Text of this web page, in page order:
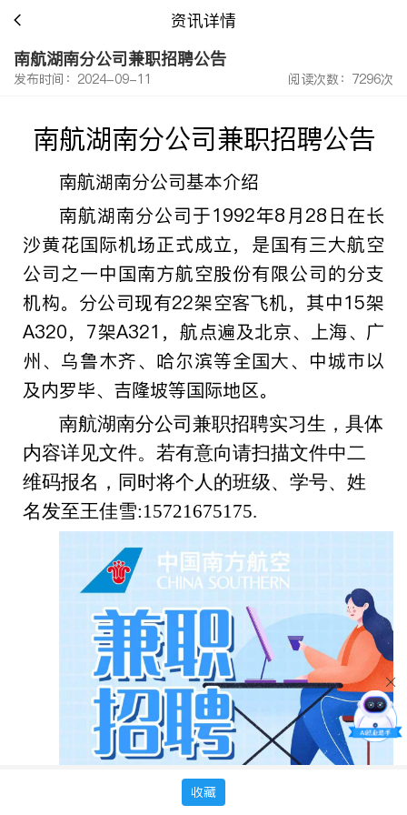
资讯详情
南航湖南分公司兼职招聘公告
发布时间：2024-09-11 阅读次数：7296次
南航湖南分公司兼职招聘公告
南航湖南分公司基本介绍
南航湖南分公司于1992年8月28 日在长
沙黄花国际机场正式成立，是国有三大航空
公司之一中国南方航空股份有限公司的分支
机构。分公司现有22架空客飞机，其中15架
A320， 7架A321 ，航点遍及北京、上海、广
州、乌鲁木齐、哈尔滨等全国大、中城市以
及内罗毕、吉隆坡等国际地区。
南航湖南分公司兼职招聘实习生，具体
内容详见文件。若有意向请扫描文件中二
维码报名，同时将个人的班级、学号、姓
名发至王佳雪:15721675175.
收藏